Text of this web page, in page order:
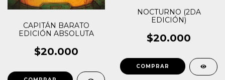
CAPITÁN BARATO
EDICIÓN ABSOLUTA
$20.000
NOCTURNO (2DA
EDICIÓN)
$20.000